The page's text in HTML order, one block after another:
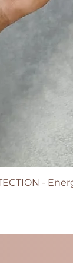
-